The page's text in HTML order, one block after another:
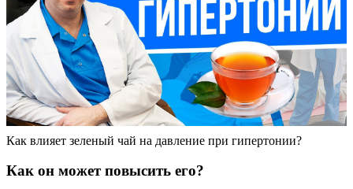
Как влияет зеленый чай на давление при гипертонии?
Как он может повысить его?